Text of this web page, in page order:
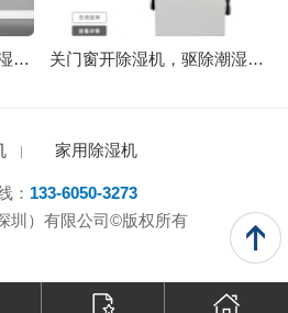
在潮湿恶劣环境中使用除湿机的重要性 关门窗开除湿机，驱除潮湿与霉运
家用除湿机
： 133-6050-3273
圳）有限公司©版权所有